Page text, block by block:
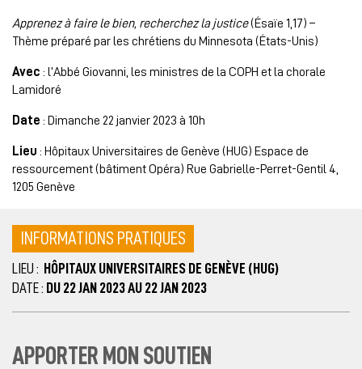
Apprenez à faire le bien, recherchez la justice(Ésaïe 1,17) –
Thème préparé par les chrétiens du Minnesota (États-Unis)
Avec : l’Abbé Giovanni, les ministres de la COPH et la chorale
Lamidoré
Date : Dimanche 22 janvier 2023 à 10h
Lieu : Hôpitaux Universitaires de Genève (HUG) Espace de
ressourcement (bâtiment Opéra) Rue Gabrielle-Perret-Gentil 4,
1205 Genève
INFORMATIONS PRATIQUES
LIEU : HÔPITAUX UNIVERSITAIRES DE GENÈVE (HUG)
DATE : DU 22 JAN 2023 AU 22 JAN 2023
APPORTER MON SOUTIEN